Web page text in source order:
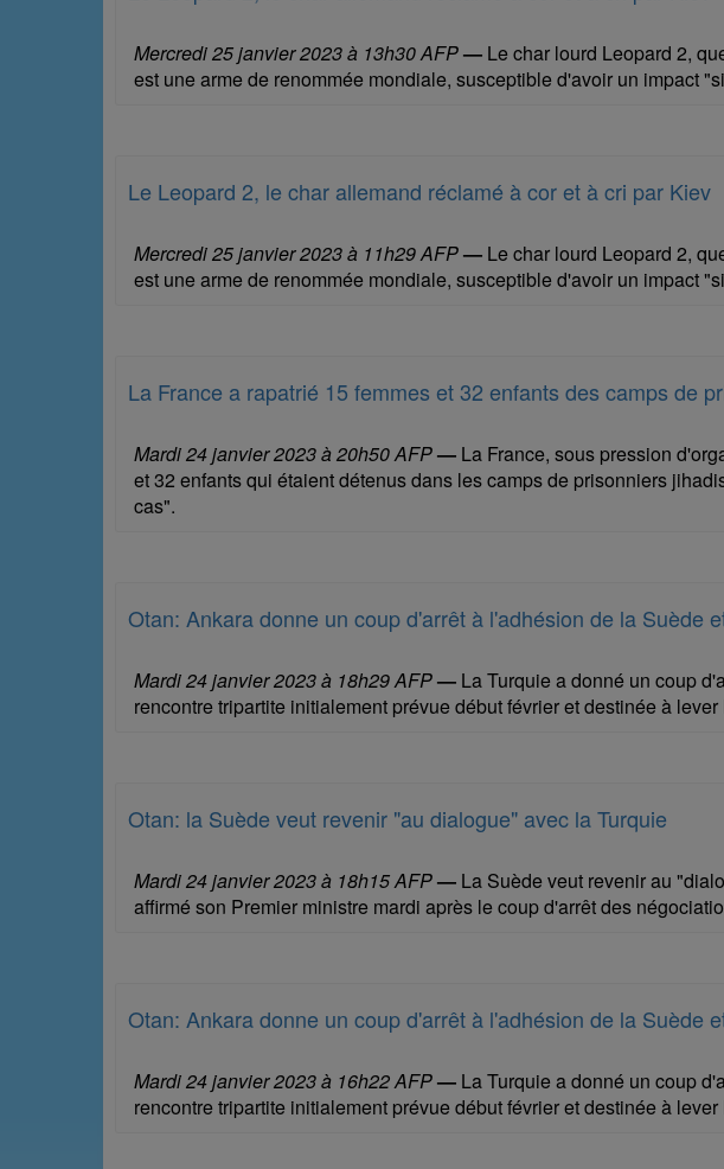
Mercredi 25 janvier 2023 à 13h30 AFP— Le char lourd Leopard 2,
est une arme de renommée mondiale, susceptible d'avoir un impact
Le Leopard 2, le char allemand réclamé à cor et à cri par Kiev
Mercredi 25 janvier 2023 à 11h29 AFP— Le char lourd Leopard 2,
est une arme de renommée mondiale, susceptible d'avoir un impact
La France a rapatrié 15 femmes et 32 enfants des camps de
Mardi 24 janvier 2023 à 20h50 AFP— La France, sous pression
et 32 enfants qui étaient détenus dans les camps de prisonniers
cas".
Otan: Ankara donne un coup d'arrêt à l'adhésion de la Suède
Mardi 24 janvier 2023 à 18h29 AFP— La Turquie a donné un coup
rencontre tripartite initialement prévue début février et destinée à
Otan: la Suède veut revenir "au dialogue" avec la Turquie
Mardi 24 janvier 2023 à 18h15 AFP— La Suède veut revenir au
affirmé son Premier ministre mardi après le coup d'arrêt des
Otan: Ankara donne un coup d'arrêt à l'adhésion de la Suède
Mardi 24 janvier 2023 à 16h22 AFP— La Turquie a donné un coup
rencontre tripartite initialement prévue début février et destinée à